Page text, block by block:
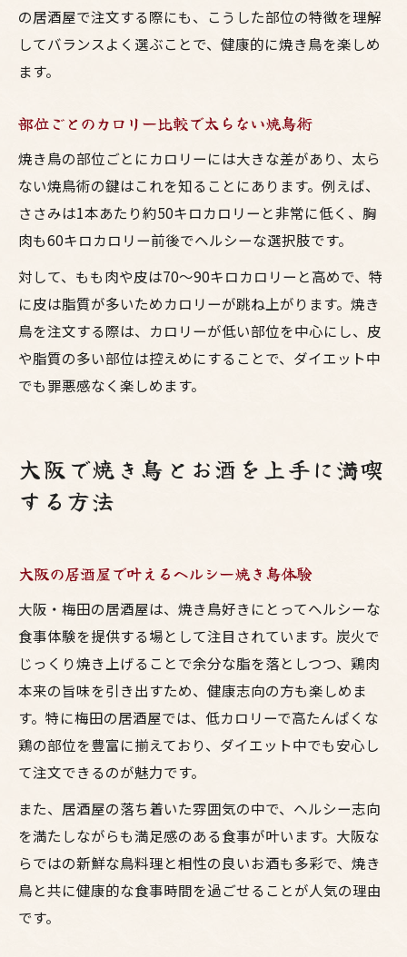
の居酒屋で注文する際にも、こうした部位の特徴を理解
してバランスよく選ぶことで、健康的に焼き鳥を楽しめ
ます。
部位ごとのカロリー比較で太らない焼鳥術
焼き鳥の部位ごとにカロリーには大きな差があり、太ら
ない焼鳥術の鍵はこれを知ることにあります。例えば、
ささみは1本あたり約50キロカロリーと非常に低く、胸
肉も60キロカロリー前後でヘルシーな選択肢です。
対して、もも肉や皮は70〜90キロカロリーと高めで、特
に皮は脂質が多いためカロリーが跳ね上がります。焼き
鳥を注文する際は、カロリーが低い部位を中心にし、皮
や脂質の多い部位は控えめにすることで、ダイエット中
でも罪悪感なく楽しめます。
大阪で焼き鳥とお酒を上手に満喫
する方法
大阪の居酒屋で叶えるヘルシー焼き鳥体験
大阪・梅田の居酒屋は、焼き鳥好きにとってヘルシーな
食事体験を提供する場として注目されています。炭火で
じっくり焼き上げることで余分な脂を落としつつ、鶏肉
本来の旨味を引き出すため、健康志向の方も楽しめま
す。特に梅田の居酒屋では、低カロリーで高たんぱくな
鶏の部位を豊富に揃えており、ダイエット中でも安心し
て注文できるのが魅力です。
また、居酒屋の落ち着いた雰囲気の中で、ヘルシー志向
を満たしながらも満足感のある食事が叶います。大阪な
らではの新鮮な鳥料理と相性の良いお酒も多彩で、焼き
鳥と共に健康的な食事時間を過ごせることが人気の理由
です。